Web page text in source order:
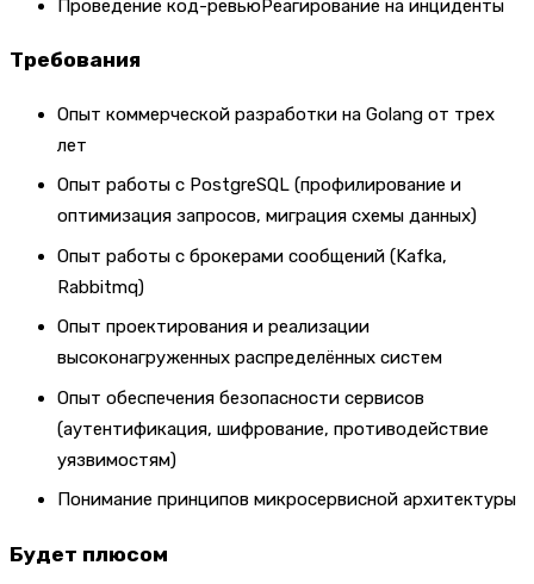
Проведение код-ревьюРеагирование на инциденты
Требования
Опыт коммерческой разработки на Golang от трех
лет
Опыт работы с PostgreSQL (профилирование и
оптимизация запросов, миграция схемы данных)
Опыт работы с брокерами сообщений (Kafka,
Rabbitmq)
Опыт проектирования и реализации
высоконагруженных распределённых систем
Опыт обеспечения безопасности сервисов
(аутентификация, шифрование, противодействие
уязвимостям)
Понимание принципов микросервисной архитектуры
Будет плюсом